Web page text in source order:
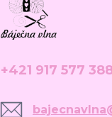
+421 917 577